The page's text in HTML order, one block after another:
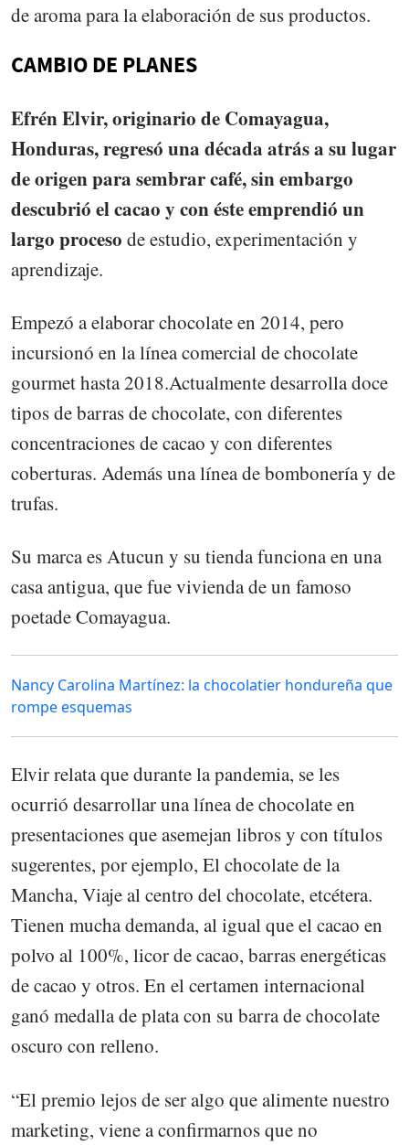
de aroma para la elaboración de sus productos.
CAMBIO DE PLANES
Efrén Elvir, originario de Comayagua,
Honduras, regresó una década atrás a su lugar
de origen para sembrar café, sin embargo
descubrió el cacao y con éste emprendió un
largo proceso de estudio, experimentación y
aprendizaje.
Empezó a elaborar chocolate en 2014, pero
incursionó en la línea comercial de chocolate
gourmet hasta 2018.Actualmente desarrolla doce
tipos de barras de chocolate, con diferentes
concentraciones de cacao y con diferentes
coberturas. Además una línea de bombonería y de
trufas.
Su marca es Atucun y su tienda funciona en una
casa antigua, que fue vivienda de un famoso
poetade Comayagua.
Nancy Carolina Martínez: la chocolatier hondureña que
rompe esquemas
Elvir relata que durante la pandemia, se les
ocurrió desarrollar una línea de chocolate en
presentaciones que asemejan libros y con títulos
sugerentes, por ejemplo, El chocolate de la
Mancha, Viaje al centro del chocolate, etcétera.
Tienen mucha demanda, al igual que el cacao en
polvo al 100%, licor de cacao, barras energéticas
de cacao y otros. En el certamen internacional
ganó medalla de plata con su barra de chocolate
oscuro con relleno.
“El premio lejos de ser algo que alimente nuestro
marketing, viene a confirmarnos que no